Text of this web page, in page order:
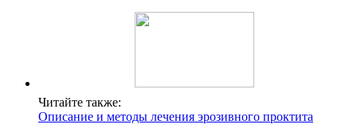
Читайте также:
Описание и методы лечения эрозивного проктита